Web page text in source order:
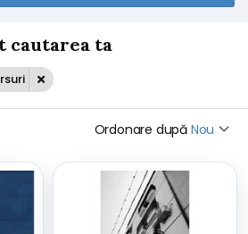
cautarea ta
Ordonare după Nou